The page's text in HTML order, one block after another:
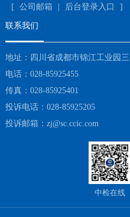
[ 公司邮箱 | 后台登录入口
]
联系我们
地址：四川省成都市锦江工业园
电话：028-85925455
传真：028-85925401
投诉电话：028-85925205
投诉邮箱：zj@sc.ccic.com
中检在线